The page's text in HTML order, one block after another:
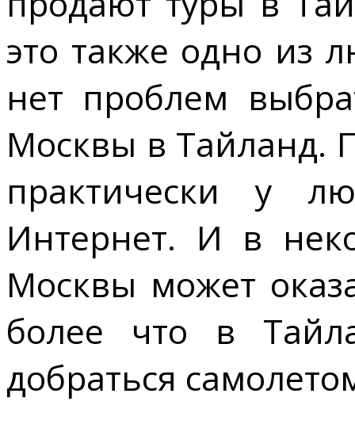
это также одно из
нет проблем
Москвы в Тайланд.
практически у
Интернет. И в
Москвы может
более что в
добраться